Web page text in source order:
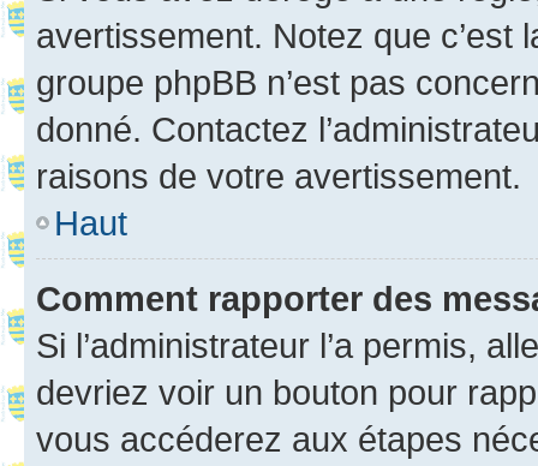
avertissement. Notez que c’est
groupe phpBB n’est pas
donné. Contactez
raisons de votre avertissement.
Haut
Comment rapporter des
Si l’administrateur l’a permis,
devriez voir un bouton pour
vous accéderez aux étapes